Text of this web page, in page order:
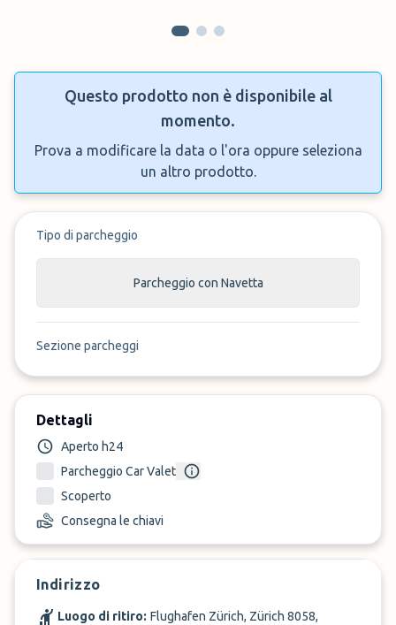
Questo prodotto non è disponibile al
momento.
Prova a modificare la data o l'ora oppure seleziona
un altro prodotto.
Tipo di parcheggio
Parcheggio con Navetta
Sezione parcheggi
Dettagli
Aperto h24
Parcheggio Car Valet
Scoperto
Consegna le chiavi
Indirizzo
Luogo di ritiro: Flughafen Zürich, Zürich 8058,